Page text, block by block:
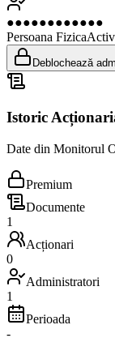
●●●●●●●●●●●●
Persoana FizicaActiv
Deblochează
Istoric
Date din Monitorul
Premium
Documente
1
Acționari
0
Administratori
1
Perioada
-